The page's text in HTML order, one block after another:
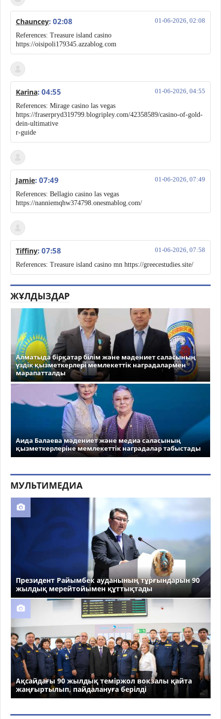
Chauncey 01-06-2026, 02:08
: 02:08
References: Treasure island casino
https://oisipoli179345.azzablog.com
Karina 01-06-2026, 04:55
: 04:55
References: Mirage casino las vegas
https://fraserpryd319799.blogripley.com/42358589/casino-of-gold-
dein-ultimative
r-guide
Jamie 01-06-2026, 07:49
: 07:49
References: Bellagio casino las vegas
https://nanniemqhw374798.onesmablog.com/
Tiffiny 01-06-2026, 07:58
: 07:58
References: Treasure island casino mn https://greecestudies.site/
ЖҰЛДЫЗДАР
Алматыда бірқатар білім және мәдениет саласының
үздік қызметкерлері мемлекеттік наградалармен
марапатталды
Аида Балаева мәдениет және медиа саласының
қызметкерлеріне мемлекеттік наградалар табыстады
МУЛЬТИМЕДИА
Президент Райымбек ауданының тұрғындарын 90
жылдық мерейтойымен құттықтады
Ақсайдағы 90 жылдық теміржол вокзалы қайта
жаңғыртылып, пайдалануға берілді